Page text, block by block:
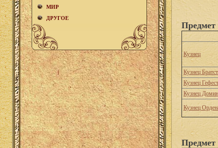
МИР
ДРУГОЕ
Кузнец
Кузнец
Кузнец
Кузнец
Кузнец